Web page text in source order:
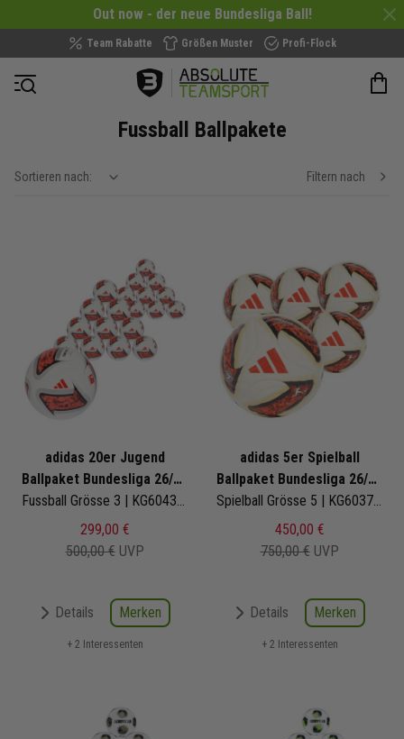
Out now - der neue Bundesliga Ball!
Team Rabatte Größen Muster Profi-Flock
Navigation öffnen
Fussball Ballpakete
Sortieren nach: show filteroptions Filtern nach
adidas 20er Jugend
Ballpaket Bundesliga 26/27
Torfabrik Club
299,00 €
500,00 € UVP
Details Merken
+ 2 Interessenten
adidas 5er Spielball
Ballpaket Bundesliga 26/27
Torfabrik Pro
450,00 €
750,00 € UVP
Details Merken
+ 2 Interessenten